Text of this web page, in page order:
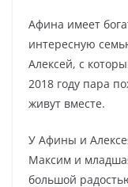
Афина имеет
интересную
Алексей, с
2018 году пара
живут вместе.
У Афины и
Максим и
большой